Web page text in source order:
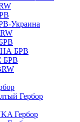
Украина
БРВ
БРВ
Гербор
Гербор